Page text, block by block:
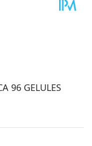
96 GELULES